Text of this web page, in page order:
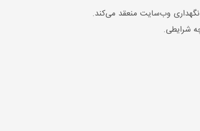
وب‌سایت منعقد می‌کند.
شرایطی.